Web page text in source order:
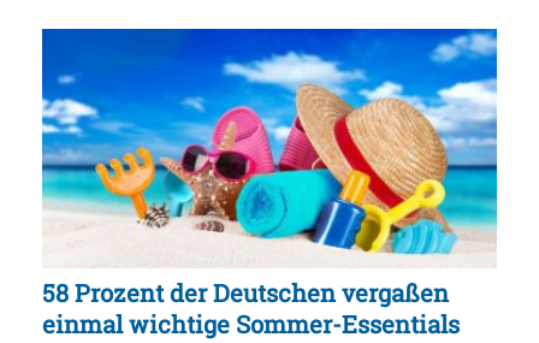
58 Prozent der Deutschen vergaßen
einmal wichtige Sommer-Essentials